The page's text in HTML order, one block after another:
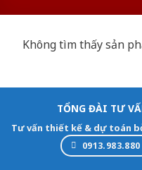
Không tìm thấy sản
TỔNG ĐÀI TƯ
Tư vấn thiết kế & dự toán
0913.983.880